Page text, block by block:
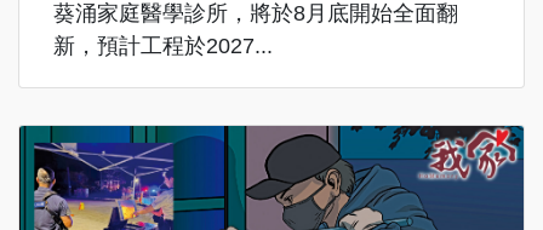
葵涌家庭醫學診所，將於8月底開始全面翻
新，預計工程於2027...